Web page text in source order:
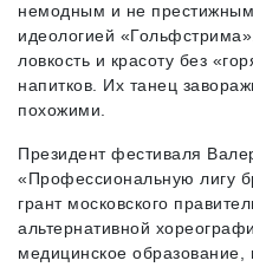
немодным и не
идеологией
ловкость и красоту без
напитков. Их танец
похожими.
Президент фестиваля
«Профессиональную лигу
грант московского
альтернативной
медицинское образование,